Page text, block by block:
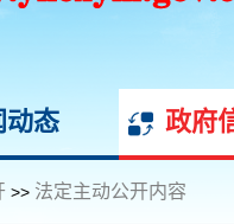
动态 政府
>> 法定主动公开内容